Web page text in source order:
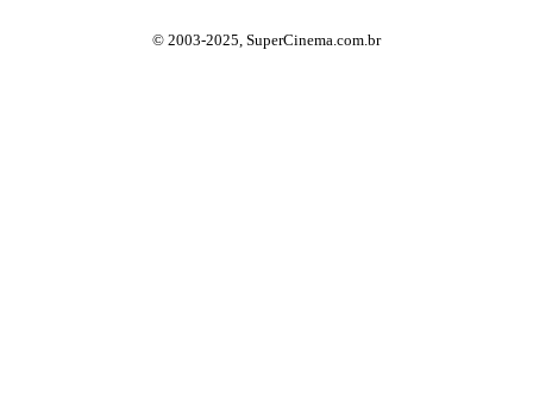
© 2003-2025, SuperCinema.com.br